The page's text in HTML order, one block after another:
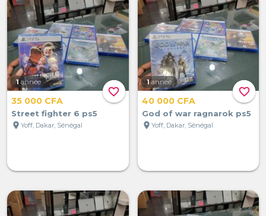
favorite_border
1 année
35 000 CFA
Street fighter 6 ps5
location_on Yoff, Dakar, Sénégal
favorite_border
1 année
40 000 CFA
God of war ragnarok ps5
location_on Yoff, Dakar, Sénégal